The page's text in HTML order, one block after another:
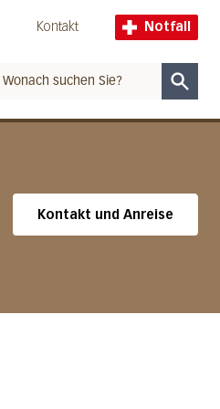
Kontakt Notfall
Kontakt und Anreise